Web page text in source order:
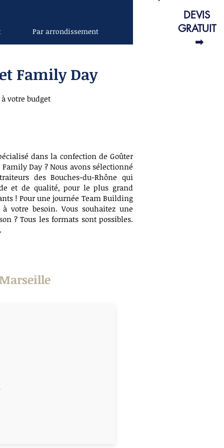
DEVIS
GRATUIT
➡
Par arrondissement
Family Day
votre budget
dans la confection de Goûter
Day ? Nous avons sélectionné
des Bouches-du-Rhône qui
et de qualité, pour le plus grand
! Pour une journée Team Building
votre besoin. Vous souhaitez une
? Tous les formats sont possibles.